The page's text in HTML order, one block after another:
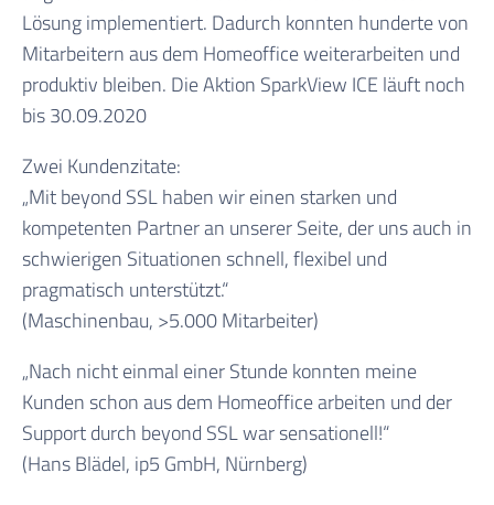
Lösung implementiert. Dadurch konnten hunderte von
Mitarbeitern aus dem Homeoffice weiterarbeiten und
produktiv bleiben. Die Aktion SparkView ICE läuft noch
bis 30.09.2020
Zwei Kundenzitate:
„Mit beyond SSL haben wir einen starken und
kompetenten Partner an unserer Seite, der uns auch in
schwierigen Situationen schnell, flexibel und
pragmatisch unterstützt.“
(Maschinenbau, >5.000 Mitarbeiter)
„Nach nicht einmal einer Stunde konnten meine
Kunden schon aus dem Homeoffice arbeiten und der
Support durch beyond SSL war sensationell!“
(Hans Blädel, ip5 GmbH, Nürnberg)